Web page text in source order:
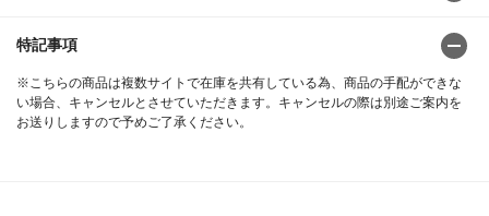
特記事項
※こちらの商品は複数サイトで在庫を共有している為、商品の手配ができな
い場合、キャンセルとさせていただきます。キャンセルの際は別途ご案内を
お送りしますので予めご了承ください。